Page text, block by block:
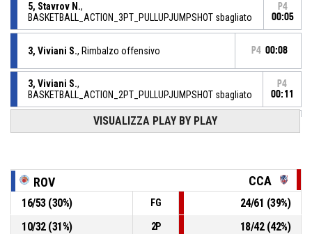
5, Stavrov N.,
BASKETBALL_ACTION_3PT_PULLUPJUMPSHOT sbagliato
P4
00:05
3, Viviani S., Rimbalzo offensivo P4 00:08
3, Viviani S.,
BASKETBALL_ACTION_2PT_PULLUPJUMPSHOT sbagliato
P4
00:11
, Rimbalzo difensivo
3, Piedel K., Tiro libero 2 di 2 sbagliato
P4 00:20
56-66
3, Piedel K.
, Tiro libero 1 di 2 realizzato
- avanti di 10
VISUALIZZA PLAY BY PLAY
ROV CCA
16/53(30%) FG 24/61 (39%)
10/32(31%) 2P 18/42(42%)